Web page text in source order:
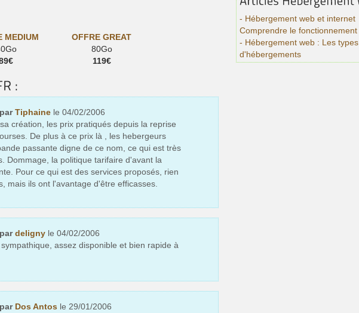
MEDIUM
OFFRE GREAT
80Go
119€
Tiphaine le 04/02/2006
création, les prix pratiqués depuis la reprise
De plus à ce prix là , les hebergeurs
passante digne de ce nom, ce qui est très
Dommage, la politique tarifaire d'avant la
Pour ce qui est des services proposés, rien
mais ils ont l'avantage d'être efficasses.
deligny le 04/02/2006
assez disponible et bien rapide à
Dos Antos le 29/01/2006
- Hébergement web et internet
Comprendre le fonctionnement
- Hébergement web : Les types
d'hébergements